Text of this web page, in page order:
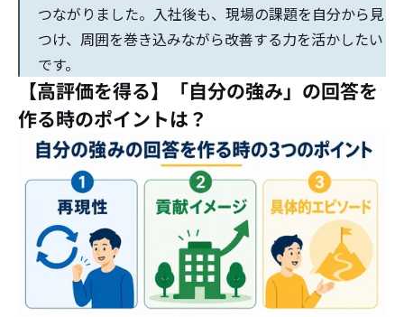
つながりました。入社後も、現場の課題を自分から見
つけ、周囲を巻き込みながら改善する力を活かしたい
です。
【高評価を得る】「自分の強み」の回答を
作る時のポイントは？